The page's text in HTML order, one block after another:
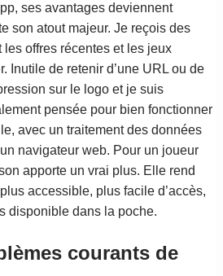
ses avantages deviennent
son atout majeur. Je reçois des
offres récentes et les jeux
Inutile de retenir d’une URL ou de
sur le logo et je suis
pensée pour bien fonctionner
avec un traitement des données
navigateur web. Pour un joueur
apporte un vrai plus. Elle rend
accessible, plus facile d’accès,
disponible dans la poche.
courants de